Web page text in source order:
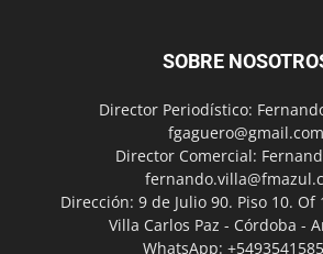
SOBRE
Director Periodístico:
fgaguero@gmail.com
Director Comercial:
Dirección: 9 de Julio 90. Piso 10. Of
Villa Carlos Paz - Córdoba -
WhatsApp: